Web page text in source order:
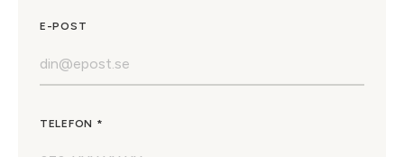
E-POST
TELEFON *